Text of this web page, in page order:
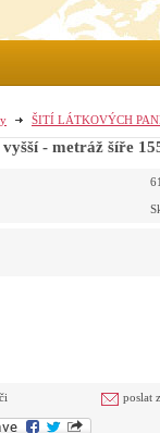
ŠITÍ LÁTKOVÝCH
- metráž šíře
poslat